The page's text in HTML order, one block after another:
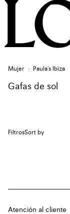
Mujer Paula's Ibiza
Gafas de sol
FiltrosSort by
Atención al cliente